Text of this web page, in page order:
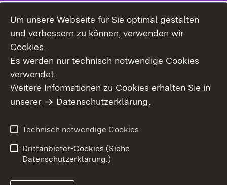
Themenübersicht
Barrierefreiheit
Um unsere Webseite für Sie optimal gestalten
und verbessern zu können, verwenden wir
Cookies.
Es werden nur technisch notwendige Cookies
verwendet.
Weitere Informationen zu Cookies erhalten Sie in
unserer
Datenschutzerklärung.
Technisch notwendige Cookies
Drittanbieter-Cookies (Siehe
Datenschutzerklärung.)